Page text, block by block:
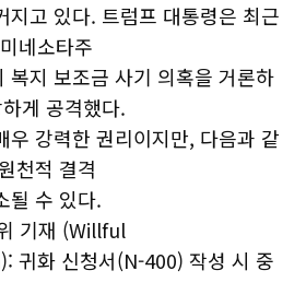
지고 있다. 트럼프 대통령은 최근
네소타주
복지 보조금 사기 의혹을 거론하
게 공격했다.
우 강력한 권리이지만, 다음과 같
천적 결격
될 수 있다.
기재 (Willful
화 신청서(N-400) 작성 시 중